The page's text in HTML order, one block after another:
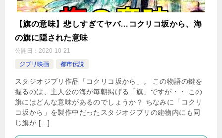
【旗の意味】悲しすぎてヤバ…コクリコ坂から、海
の旗に隠された意味
公開日： 2020-10-21
ジブリ映画
都市伝説
スタジオジブリ作品「コクリコ坂から」。 この物語の鍵を
握るのは、主人公の海が毎朝掲げる「旗」ですが・・ この
旗にはどんな意味があるのでしょうか？ ちなみに「コクリ
コ坂から」を製作中だったスタジオジブリの建物内にも同
じ旗が […]